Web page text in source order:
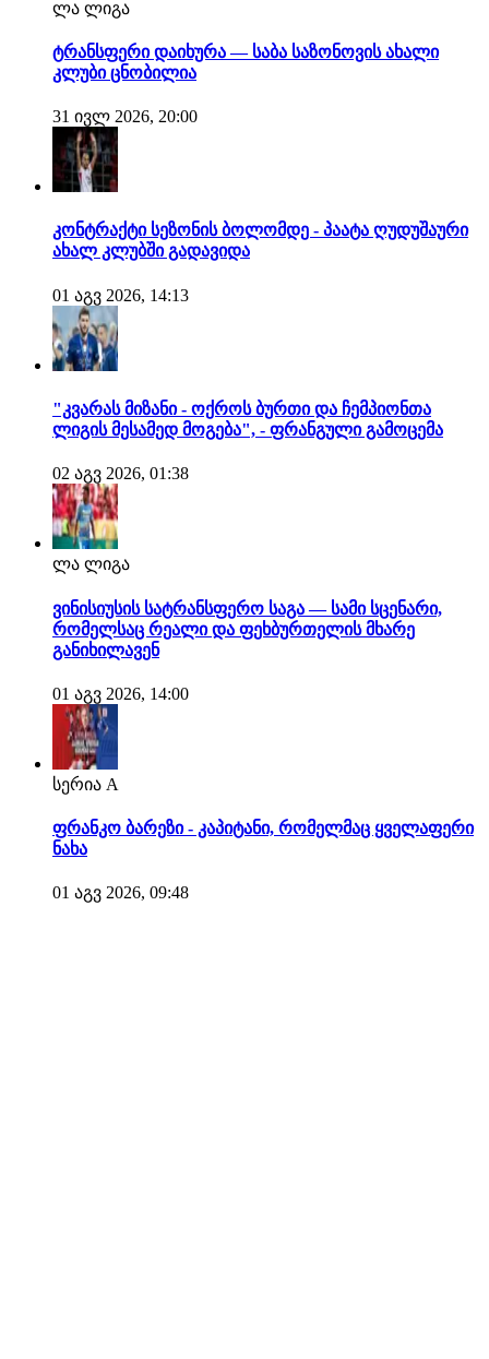
ლა ლიგა
ტრანსფერი დაიხურა — საბა საზონოვის ახალი
კლუბი ცნობილია
31 ივლ 2026, 20:00
კონტრაქტი სეზონის ბოლომდე - პაატა ღუდუშაური
ახალ კლუბში გადავიდა
01 აგვ 2026, 14:13
"კვარას მიზანი - ოქროს ბურთი და ჩემპიონთა
ლიგის მესამედ მოგება", - ფრანგული გამოცემა
02 აგვ 2026, 01:38
ლა ლიგა
ვინისიუსის სატრანსფერო საგა — სამი სცენარი,
რომელსაც რეალი და ფეხბურთელის მხარე
განიხილავენ
01 აგვ 2026, 14:00
სერია A
ფრანკო ბარეზი - კაპიტანი, რომელმაც ყველაფერი
ნახა
01 აგვ 2026, 09:48